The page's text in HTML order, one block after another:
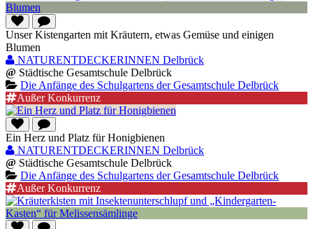
Unser Kistengarten mit Kräutern, etwas Gemüse und einigen
Blumen
NATURENTDECKERINNEN Delbrück
@ Städtische Gesamtschule Delbrück
Die Anfänge des Schulgartens der Gesamtschule Delbrück
Außer Konkurrenz
Ein Herz und Platz für Honigbienen
NATURENTDECKERINNEN Delbrück
@ Städtische Gesamtschule Delbrück
Die Anfänge des Schulgartens der Gesamtschule Delbrück
Außer Konkurrenz